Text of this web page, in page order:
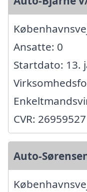
Ansatte: 0
Startdato: 13.
CVR: 26959527
Auto-